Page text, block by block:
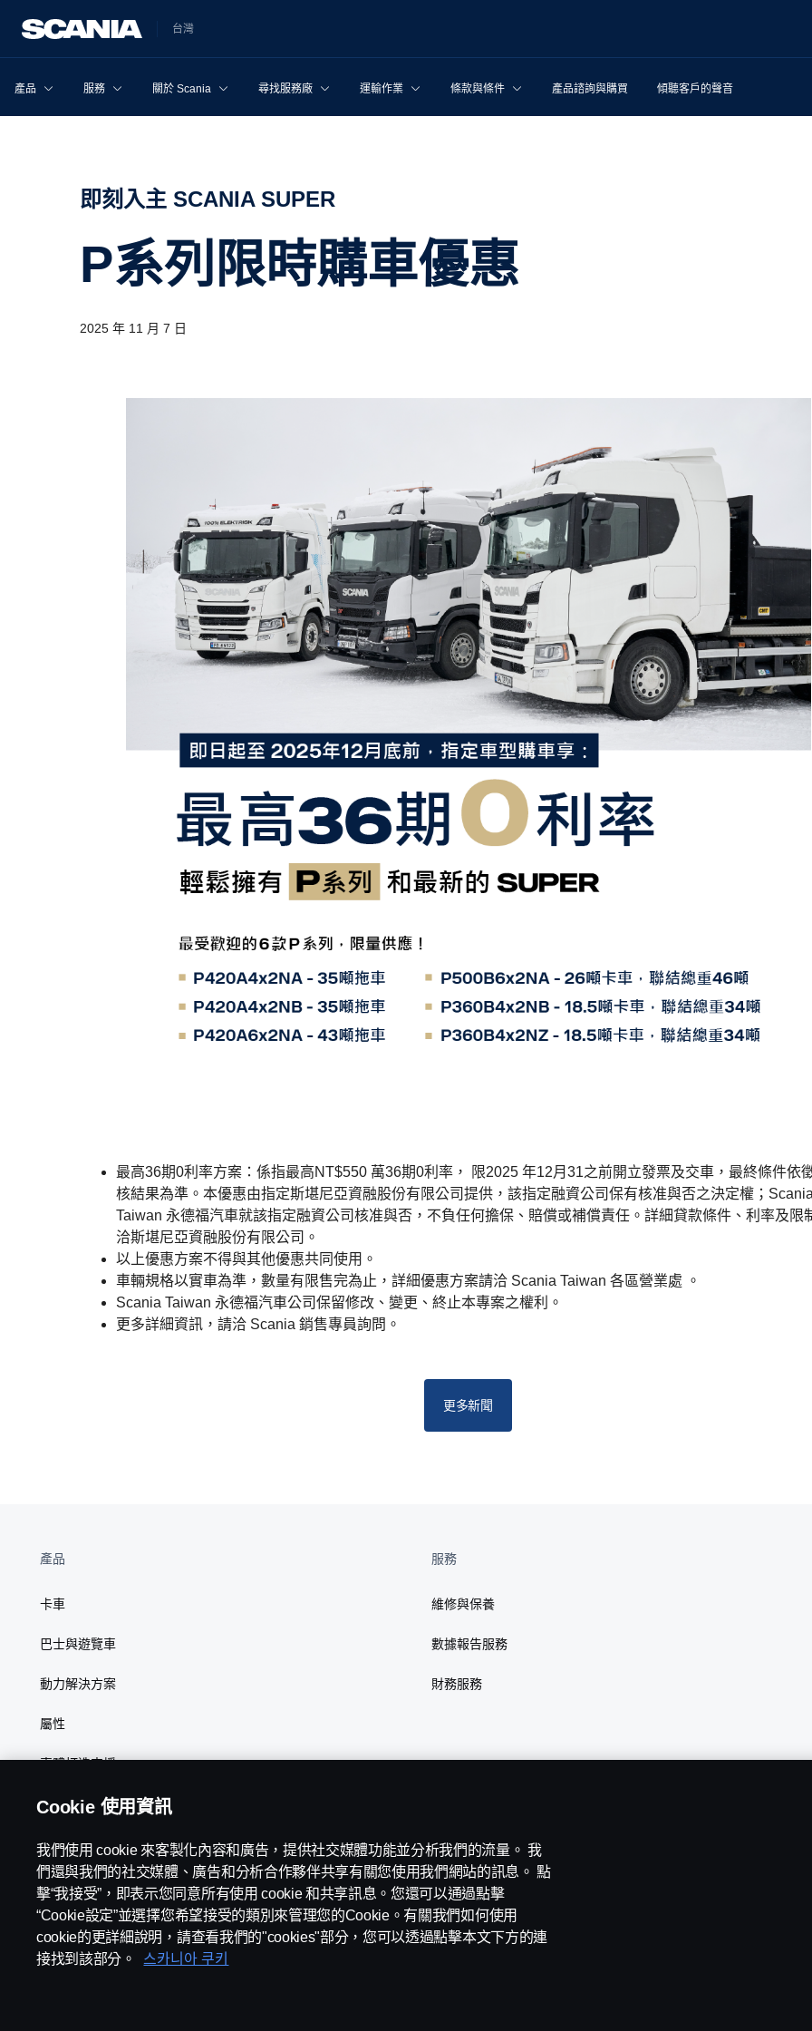
台灣
產品 服務 關於 Scania 尋找服務廠 運輸作業 條款與條件 產品諮詢與購買 傾聽客戶的聲音
即刻入主 SCANIA SUPER
P系列限時購車優惠
2025 年 11 月 7 日
最高36期0利率方案：係指最高NT$550 萬36期0利率， 限2025 年12月31之前開立發票及交車，最終條件依
核結果為準。本優惠由指定斯堪尼亞資融股份有限公司提供，該指定融資公司保有核准與否之決定權；Scania
Taiwan 永德福汽車就該指定融資公司核准與否，不負任何擔保、賠償或補償責任。詳細貸款條件、利率及限
洽斯堪尼亞資融股份有限公司。
以上優惠方案不得與其他優惠共同使用。
車輛規格以實車為準，數量有限售完為止，詳細優惠方案請洽 Scania Taiwan 各區營業處 。
Scania Taiwan 永德福汽車公司保留修改、變更、終止本專案之權利。
更多詳細資訊，請洽 Scania 銷售專員詢問。
更多新聞
產品
卡車
巴士與遊覽車
動力解決方案
屬性
車體打造支援
服務
維修與保養
數據報告服務
財務服務
Scania in Your Region: 台灣
法律聲明 隱私權聲明 聯絡我們
Cookie 使用資訊
我們使用 cookie 來客製化內容和廣告，提供社交媒體功能並分析我們的流量。 我
們還與我們的社交媒體、廣告和分析合作夥伴共享有關您使用我們網站的訊息。 點
擊“我接受”，即表示您同意所有使用 cookie 和共享訊息。您還可以通過點擊
“Cookie設定”並選擇您希望接受的類別來管理您的Cookie。有關我們如何使用
cookie的更詳細說明，請查看我們的"cookies"部分，您可以透過點擊本文下方的連
接找到該部分。
스카니아 쿠키